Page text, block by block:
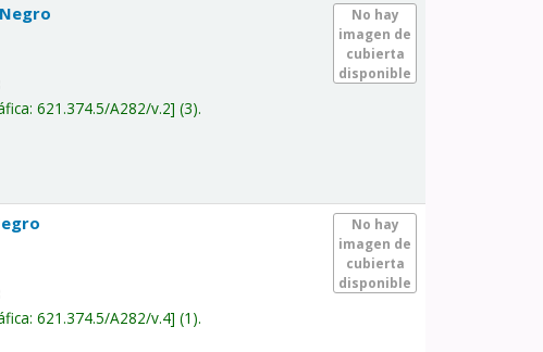
No hay
imagen de
cubierta
disponible
621.374.5/A282/v.2 (3).
No hay
imagen de
cubierta
disponible
621.374.5/A282/v.4 (1).